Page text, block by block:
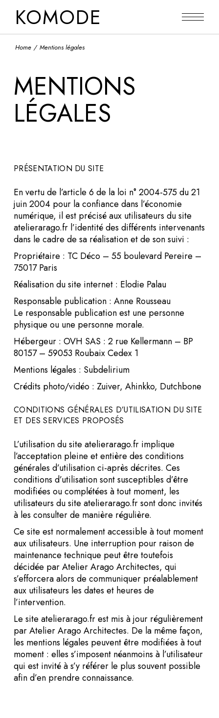
KOMODE
Home Mentions légales
MENTIONS
LÉGALES
PRÉSENTATION DU SITE
En vertu de l’article 6 de la loi n° 2004-575 du 21
juin 2004 pour la confiance dans l’économie
numérique, il est précisé aux utilisateurs du site
atelierarago.fr l’identité des différents intervenants
dans le cadre de sa réalisation et de son suivi :
Propriétaire : TC Déco – 55 boulevard Pereire –
75017 Paris
Réalisation du site internet : Elodie Palau
Responsable publication : Anne Rousseau
Le responsable publication est une personne
physique ou une personne morale.
Hébergeur : OVH SAS : 2 rue Kellermann – BP
80157 – 59053 Roubaix Cedex 1
Mentions légales : Subdelirium
Crédits photo/vidéo : Zuiver, Ahinkko, Dutchbone
CONDITIONS GÉNÉRALES D’UTILISATION DU SITE
ET DES SERVICES PROPOSÉS
L’utilisation du site atelierarago.fr implique
l’acceptation pleine et entière des conditions
générales d’utilisation ci-après décrites. Ces
conditions d’utilisation sont susceptibles d’être
modifiées ou complétées à tout moment, les
utilisateurs du site atelierarago.fr sont donc invités
à les consulter de manière régulière.
Ce site est normalement accessible à tout moment
aux utilisateurs. Une interruption pour raison de
maintenance technique peut être toutefois
décidée par Atelier Arago Architectes, qui
s’efforcera alors de communiquer préalablement
aux utilisateurs les dates et heures de
l’intervention.
Le site atelierarago.fr est mis à jour régulièrement
par Atelier Arago Architectes. De la même façon,
les mentions légales peuvent être modifiées à tout
moment : elles s’imposent néanmoins à l’utilisateur
qui est invité à s’y référer le plus souvent possible
afin d’en prendre connaissance.